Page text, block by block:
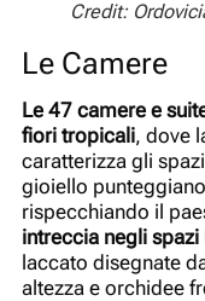
Credit:
Le Camere
Le 47 camere e
fiori tropicali, dove
caratterizza gli
gioiello
rispecchiando il
intreccia negli spazi
laccato disegnate
altezza e orchidee